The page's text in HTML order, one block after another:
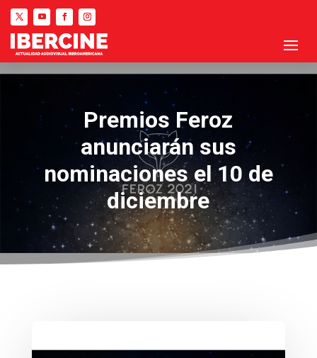
Premios Feroz
anunciarán sus
nominaciones el 10 de
diciembre